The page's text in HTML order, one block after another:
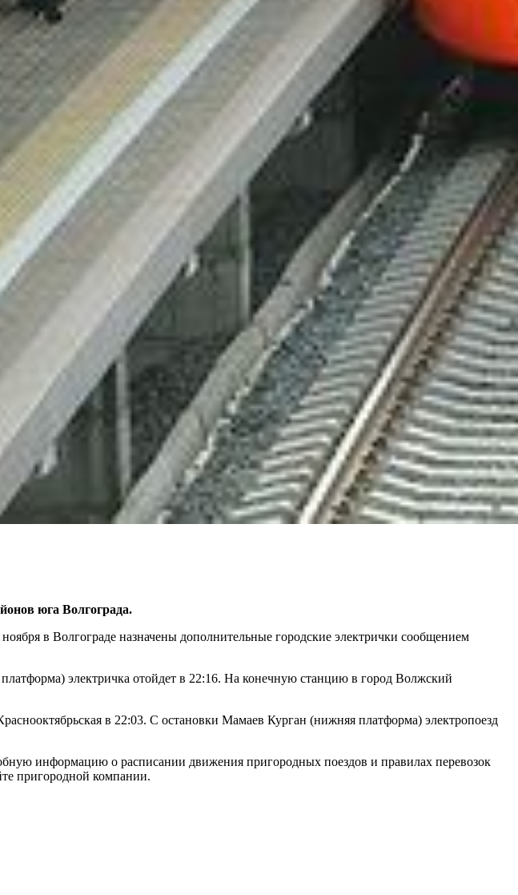
юга Волгограда.
в Волгограде назначены дополнительные городские электрички сообщением
электричка отойдет в 22:16. На конечную станцию в город Волжский
в 22:03. С остановки Мамаев Курган (нижняя платформа) электропоезд
информацию о расписании движения пригородных поездов и правилах перевозок
пригородной компании.